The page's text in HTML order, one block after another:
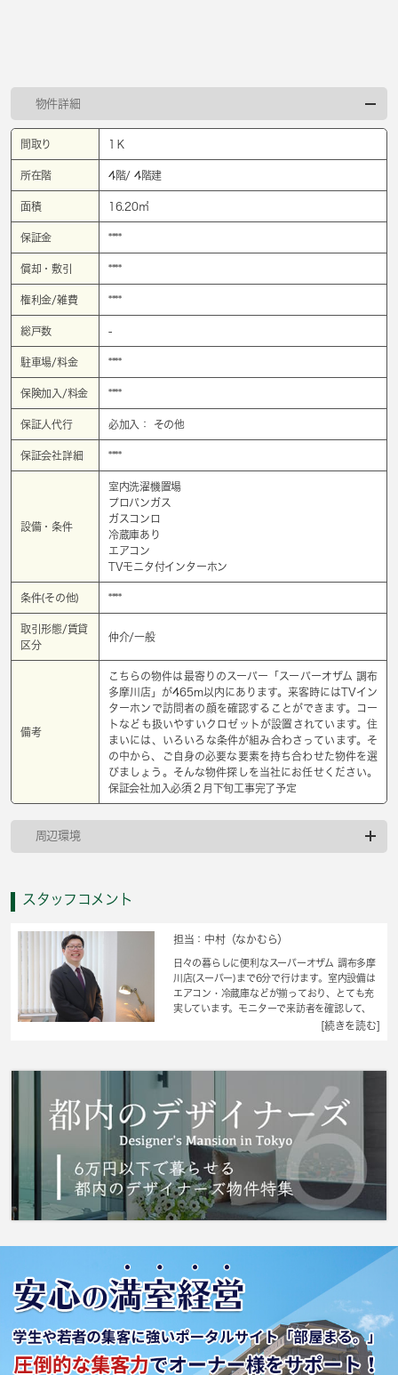
物件詳細
間取り 1Ｋ
所在階 4階/ 4階建
面積 16.20㎡
保証金 ****
償却・敷引 ****
権利金/雑費 ****
総戸数 -
駐車場/料金 ****
保険加入/料金 ****
保証人代行 必加入： その他
保証会社詳細 ****
設備・条件
室内洗濯機置場
プロパンガス
ガスコンロ
冷蔵庫あり
エアコン
TVモニタ付インターホン
条件(その他) ****
取引形態/賃貸
区分
仲介/一般
備考
こちらの物件は最寄りのスーパー「スーパーオザム 調布
多摩川店」が465m以内にあります。来客時にはTVイン
ターホンで訪問者の顔を確認することができます。コー
トなども扱いやすいクロゼットが設置されています。住
まいには、いろいろな条件が組み合わさっています。そ
の中から、ご自身の必要な要素を持ち合わせた物件を選
びましょう。そんな物件探しを当社にお任せください。
保証会社加入必須２月下旬工事完了予定
周辺環境
スタッフコメント
担当：中村（なかむら）
日々の暮らしに便利なスーパーオザム 調布多摩
川店(スーパー)まで6分で行けます。室内設備は
エアコン・冷蔵庫などが揃っており、とても充
実しています。モニターで来訪者を確認して、
インターホンで対面せずに会話することができ
決まっているのであればご相談ください。敷金
れの住まい探しは、その土地で長年培ってきた
プロの不動産情報から見つけられます。 城南
コミュニティは京王相模原線京王多摩川近くの
物件が豊富です。
[続きを読む]